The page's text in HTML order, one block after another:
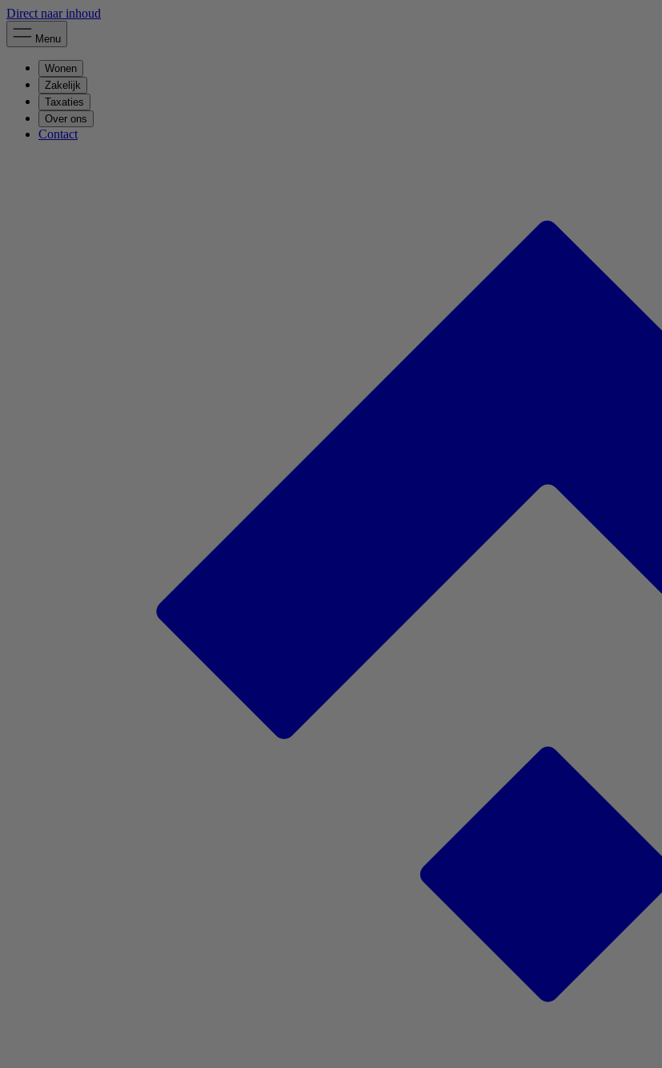
Direct naar inhoud
Menu
Wonen
Zakelijk
Taxaties
Over ons
Contact